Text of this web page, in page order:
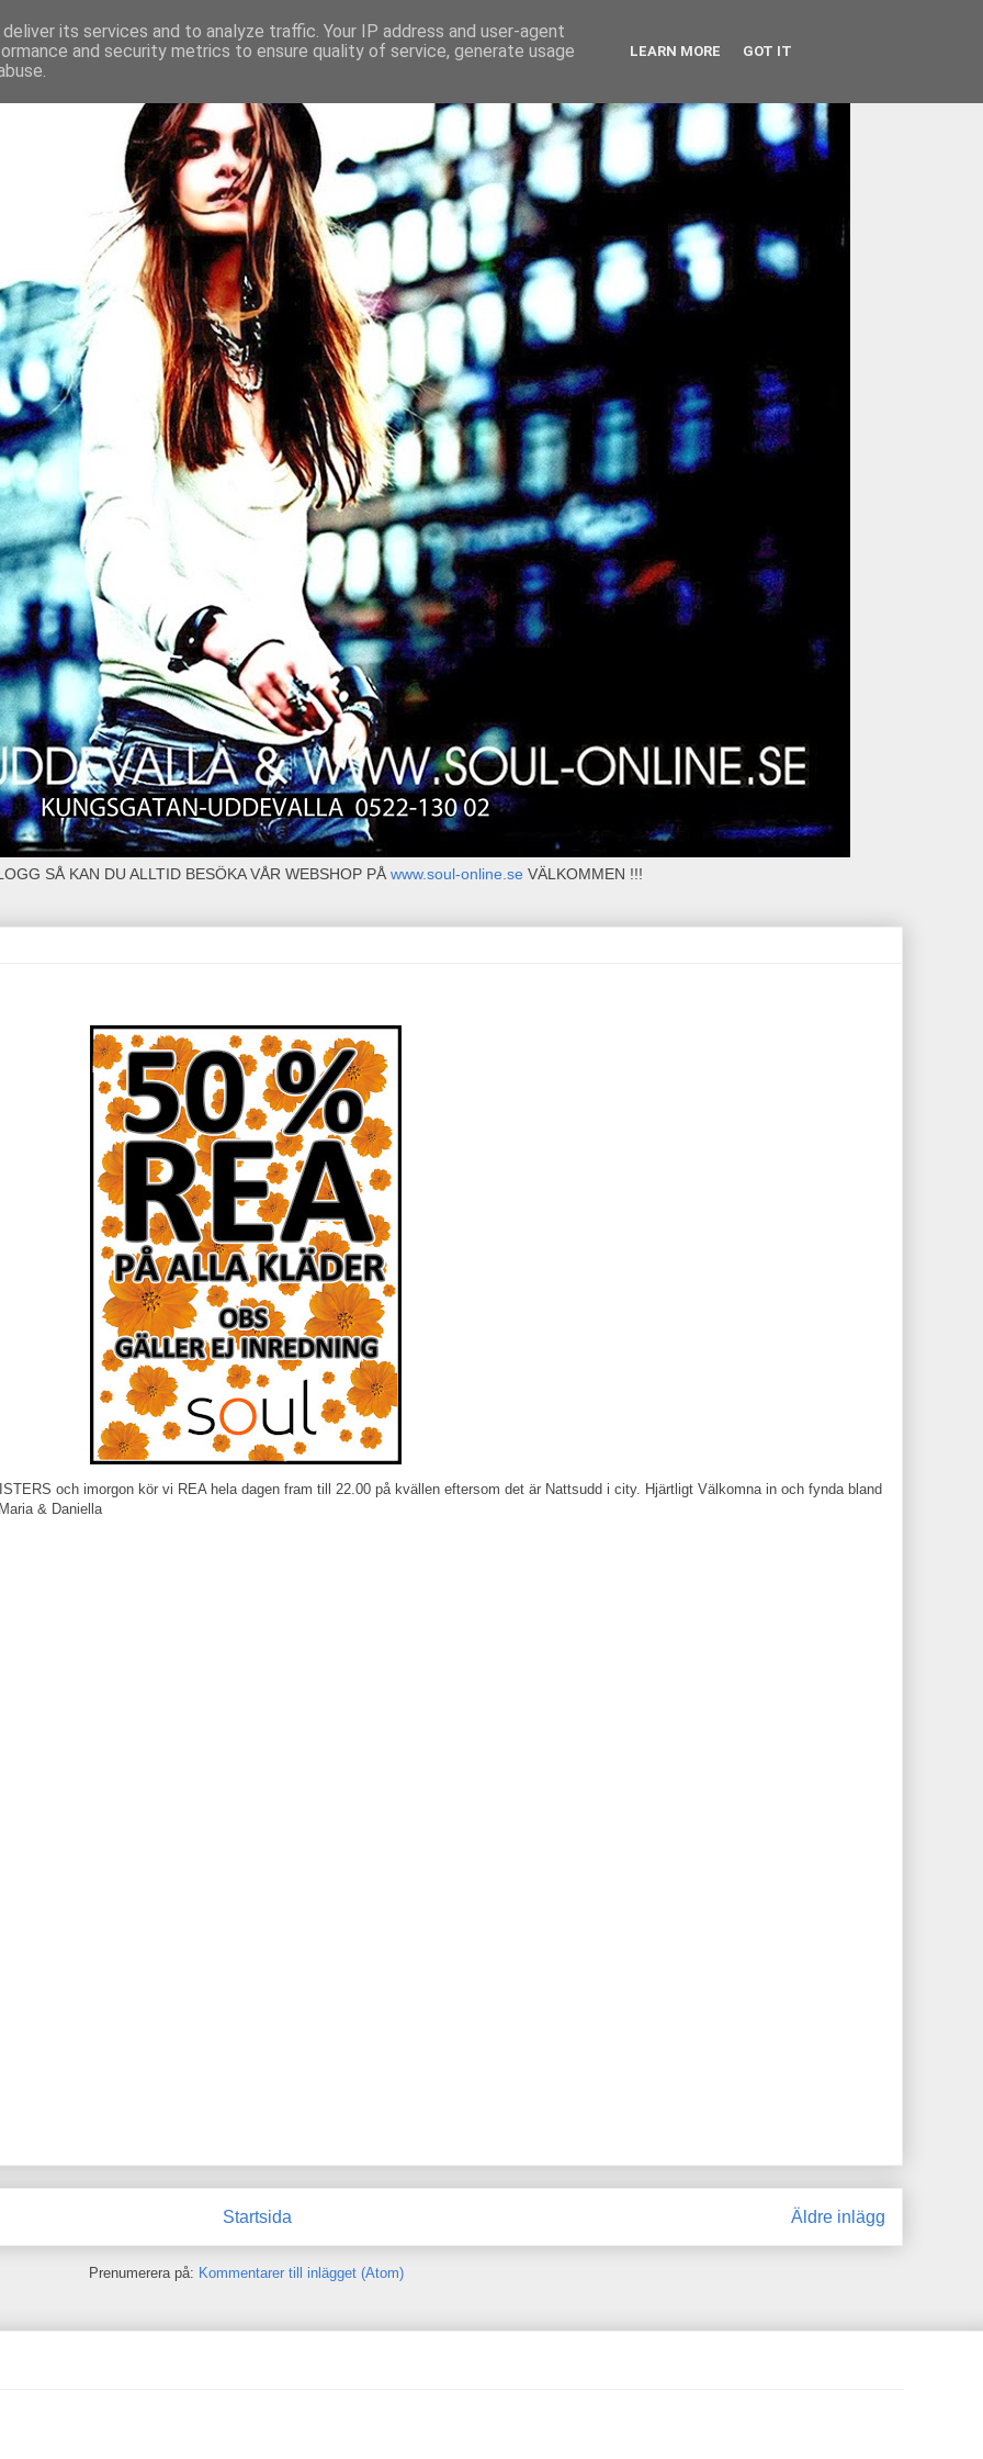
SÅ KAN DU ALLTID BESÖKA VÅR WEBSHOP PÅ www.soul-online.se VÄLKOMMEN !!!
och imorgon kör vi REA hela dagen fram till 22.00 på kvällen eftersom det är Nattsudd i city. Hjärtligt Välkomna in och fynda bland
& Daniella
Äldre inlägg
Startsida
Prenumerera på: Kommentarer till inlägget (Atom)
its services and to analyze traffic. Your IP address and user-agent
and security metrics to ensure quality of service, generate usage
LEARN MORE GOT IT